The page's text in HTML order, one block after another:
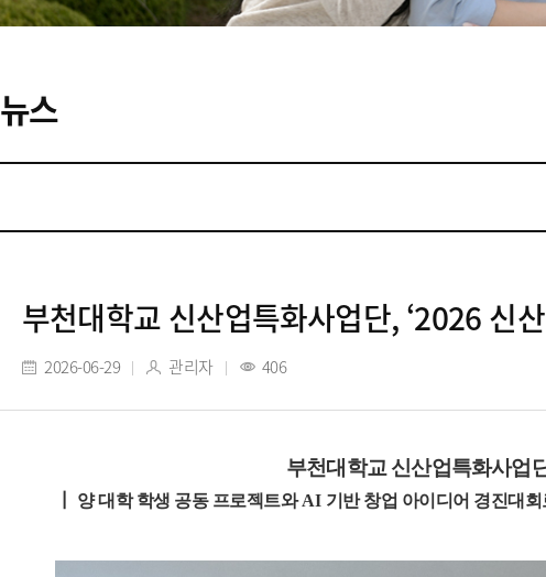
뉴스
부천대학교 신산업특화사업단, ‘2026 신
2026-06-29 관리자 406
부천대학교 신산업특화사업
양 대학 학생 공동 프로젝트와AI 기반 창업 아이디어 경진대